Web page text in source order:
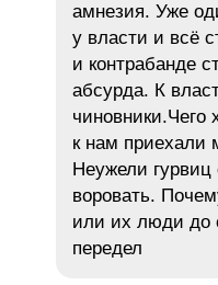
амнезия. Уже
у власти и всё
и контрабанде
абсурда. К
чиновники.Чего
к нам приехали
Неужели
воровать.
или их люди до
передел